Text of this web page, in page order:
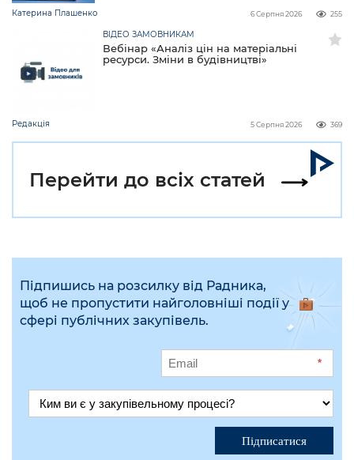
Катерина Плашенко 255
6 Серпня 2026
Вебінар «Аналіз цін на матеріальні
ресурси. Зміни в будівництві»
ВІДЕО ЗАМОВНИКАМ
Редакція 369
5 Серпня 2026
Перейти до всіх статей
Підпишись на розсилку від Радника,
щоб не пропустити найголовніші події у
сфері публічних закупівель.
*
Підписатися